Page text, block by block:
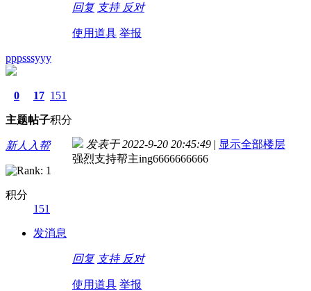
回复 支持 反对
使用道具 举报
pppsssyyy
0
主题
17
帖子
151
积分
新人入帮
积分
151
发消息
发表于 2022-9-20 20:45:49 | 显示全部楼层
强烈支持帮主ing6666666666
回复 支持 反对
使用道具 举报